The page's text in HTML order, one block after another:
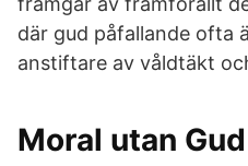
där gud påfallande ofta
anstiftare av våldtäkt
Moral utan